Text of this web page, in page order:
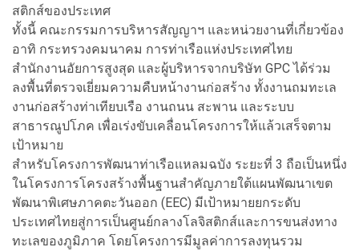
สติกส์ของประเทศ
ทั้งนี้ คณะกรรมการบริหารสัญญาฯ และหน่วยงานที่เกี่ยวข้อง
อาทิ กระทรวงคมนาคม การท่าเรือแห่งประเทศไทย
สำนักงานอัยการสูงสุด และผู้บริหารจากบริษัท GPC ได้ร่วม
ลงพื้นที่ตรวจเยี่ยมความคืบหน้างานก่อสร้าง ทั้งงานถมทะเล
งานก่อสร้างท่าเทียบเรือ งานถนน สะพาน และระบบ
สาธารณูปโภค เพื่อเร่งขับเคลื่อนโครงการให้แล้วเสร็จตาม
เป้าหมาย
สำหรับโครงการพัฒนาท่าเรือแหลมฉบัง ระยะที่ 3 ถือเป็นหนึ่ง
ในโครงการโครงสร้างพื้นฐานสำคัญภายใต้แผนพัฒนาเขต
พัฒนาพิเศษภาคตะวันออก (EEC) มีเป้าหมายยกระดับ
ประเทศไทยสู่การเป็นศูนย์กลางโลจิสติกส์และการขนส่งทาง
ทะเลของภูมิภาค โดยโครงการมีมูลค่าการลงทุนรวม